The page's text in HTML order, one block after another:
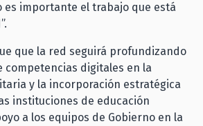
es importante el trabajo que está
que la red seguirá profundizando
competencias digitales en la
y la incorporación estratégica
instituciones de educación
a los equipos de Gobierno en la